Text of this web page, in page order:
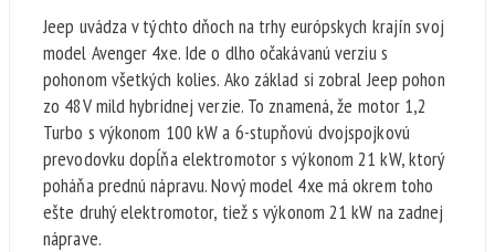
Jeep uvádza v týchto dňoch na trhy európskych krajín svoj
model Avenger 4xe. Ide o dlho očakávanú verziu s
pohonom všetkých kolies. Ako základ si zobral Jeep pohon
zo 48V mild hybridnej verzie. To znamená, že motor 1,2
Turbo s výkonom 100 kW a 6-stupňovú dvojspojkovú
prevodovku dopĺňa elektromotor s výkonom 21 kW, ktorý
poháňa prednú nápravu. Nový model 4xe má okrem toho
ešte druhý elektromotor, tiež s výkonom 21 kW na zadnej
náprave.